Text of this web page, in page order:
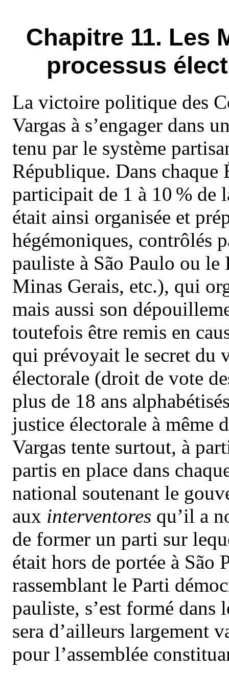
Chapitre 11. Les
processus
La victoire politique des
Vargas à s’engager dans
tenu par le système
République. Dans chaque
participait de 1 à 10 % de
était ainsi organisée et
hégémoniques, contrôlés
pauliste à São Paulo ou
Minas Gerais, etc.), qui
mais aussi son
toutefois être remis en
qui prévoyait le secret du
électorale (droit de vote
plus de 18 ans
justice électorale à même
Vargas tente surtout, à
partis en place dans
national soutenant le
aux interventores qu’il a
de former un parti sur
était hors de portée à
rassemblant le Parti
pauliste, s’est formé
sera d’ailleurs largement
pour l’assemblée